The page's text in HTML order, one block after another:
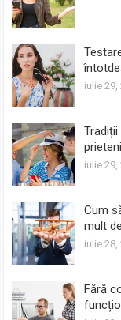
iulie 29,
prieteni
iulie 29,
Cum
mult
iulie 28,
Fără